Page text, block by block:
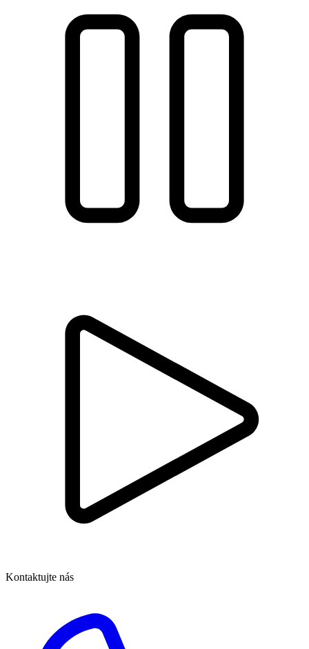
Kontaktujte nás